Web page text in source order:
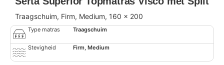
Traagschuim, Firm, Medium, 160 x 200
Type matras Traagschuim
Stevigheid Firm, Medium